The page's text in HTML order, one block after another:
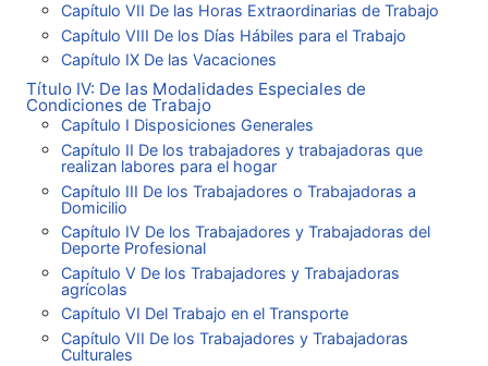
Capítulo VII De las Horas Extraordinarias de Trabajo
Capítulo VIII De los Días Hábiles para el Trabajo
Capítulo IX De las Vacaciones
Título IV: De las Modalidades Especiales de
Condiciones de Trabajo
Capítulo I Disposiciones Generales
Capítulo II De los trabajadores y trabajadoras que
realizan labores para el hogar
Capítulo III De los Trabajadores o Trabajadoras a
Domicilio
Capítulo IV De los Trabajadores y Trabajadoras del
Deporte Profesional
Capítulo V De los Trabajadores y Trabajadoras
agrícolas
Capítulo VI Del Trabajo en el Transporte
Capítulo VII De los Trabajadores y Trabajadoras
Culturales